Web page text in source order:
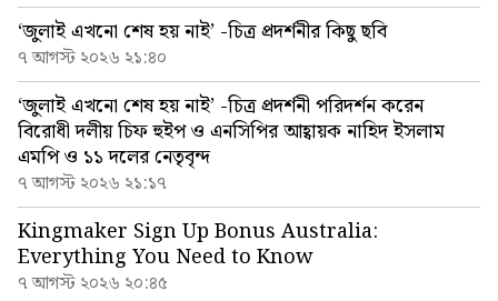
‘জুলাই এখনো শেষ হয় নাই’ -চিত্র প্রদর্শনীর কিছু ছবি
৭ আগস্ট ২০২৬ ২১:৪০
‘জুলাই এখনো শেষ হয় নাই’ -চিত্র প্রদর্শনী পরিদর্শন করেন
বিরোধী দলীয় চিফ হুইপ ও এনসিপির আহ্বায়ক নাহিদ ইসলাম
এমপি ও ১১ দলের নেতৃবৃন্দ
৭ আগস্ট ২০২৬ ২১:১৭
Kingmaker Sign Up Bonus Australia:
Everything You Need to Know
৭ আগস্ট ২০২৬ ২০:৪৫